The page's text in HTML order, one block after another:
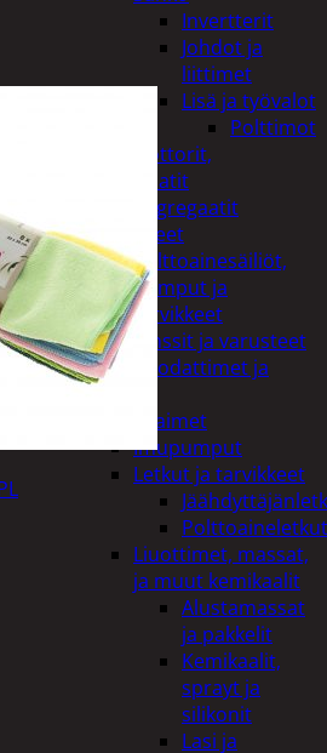
Invertterit
Johdot ja
liittimet
Lisä ja työvalot
Polttimot
Irtomoottorit,
aggregaatit
Aggregaatit
Lisälaitteet
Polttoainesäiliöt,
pumput ja
tarvikkeet
Vinssit ja varusteet
Öljyt, suodattimet ja
Avaimet
Imupumput
Letkut ja tarvikkeet
Polttoaineletkut
Liuottimet, massat,
ja muut kemikaalit
Alustamassat
ja pakkelit
Kemikaalit,
sprayt ja
silikonit
Lasi ja